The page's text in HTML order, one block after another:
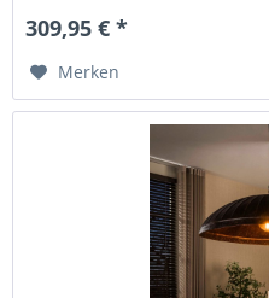
309,95 € *
Merken